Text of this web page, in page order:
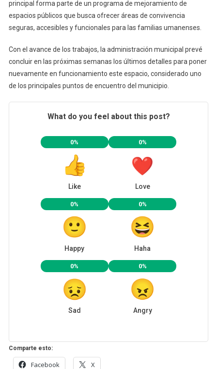
principal forma parte de un programa de mejoramiento de
espacios públicos que busca ofrecer áreas de convivencia
seguras, accesibles y funcionales para las familias umanenses.
Con el avance de los trabajos, la administración municipal prevé
concluir en las próximas semanas los últimos detalles para poner
nuevamente en funcionamiento este espacio, considerado uno
de los principales puntos de encuentro del municipio.
What do you feel about this post?
0%
Like
0%
Love
0%
Happy
0%
Haha
0%
Sad
0%
Angry
Comparte esto:
Facebook X